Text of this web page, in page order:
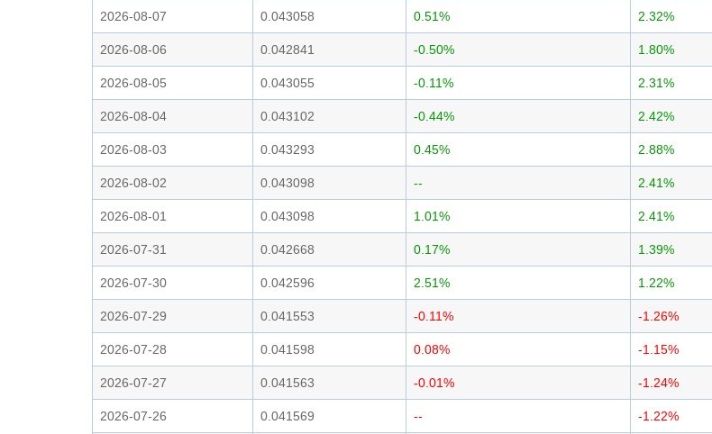
2026-08-07 0.043058 0.51% 2.32%
2026-08-06 0.042841 -0.50% 1.80%
2026-08-05 0.043055 -0.11% 2.31%
2026-08-04 0.043102 -0.44% 2.42%
2026-08-03 0.043293 0.45% 2.88%
2026-08-02 0.043098 -- 2.41%
2026-08-01 0.043098 1.01% 2.41%
2026-07-31 0.042668 0.17% 1.39%
2026-07-30 0.042596 2.51% 1.22%
2026-07-29 0.041553 -0.11% -1.26%
2026-07-28 0.041598 0.08% -1.15%
2026-07-27 0.041563 -0.01% -1.24%
2026-07-26 0.041569 -- -1.22%